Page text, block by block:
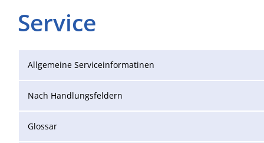
Service
Allgemeine Serviceinformatinen
Nach Handlungsfeldern
Glossar